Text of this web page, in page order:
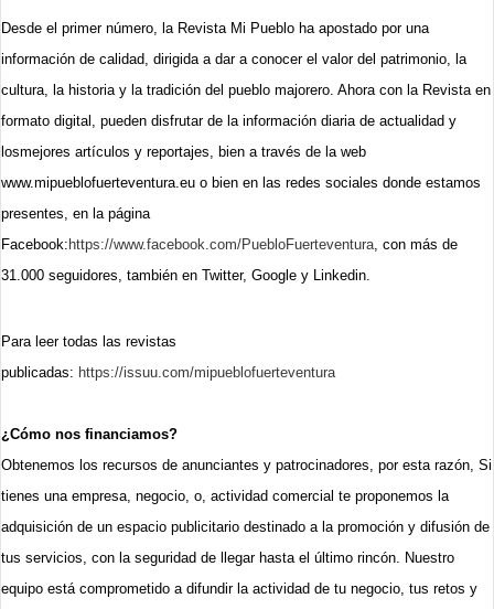
Desde el primer número, la Revista Mi Pueblo ha apostado por una
información de calidad, dirigida a dar a conocer el valor del patrimonio, la
cultura, la historia y la tradición del pueblo majorero. Ahora con la Revista en
formato digital, pueden disfrutar de la información diaria de actualidad y
losmejores artículos y reportajes, bien a través de la web
www.mipueblofuerteventura.eu o bien en las redes sociales donde estamos
presentes, en la página
Facebook: https://www.facebook.com/PuebloFuerteventura, con más de
31.000 seguidores, también en Twitter, Google y Linkedin.
Para leer todas las revistas
publicadas: https://issuu.com/mipueblofuerteventura
¿Cómo nos financiamos?
Obtenemos los recursos de anunciantes y patrocinadores, por esta razón, Si
tienes una empresa, negocio, o, actividad comercial te proponemos la
adquisición de un espacio publicitario destinado a la promoción y difusión de
tus servicios, con la seguridad de llegar hasta el último rincón. Nuestro
equipo está comprometido a difundir la actividad de tu negocio, tus retos y